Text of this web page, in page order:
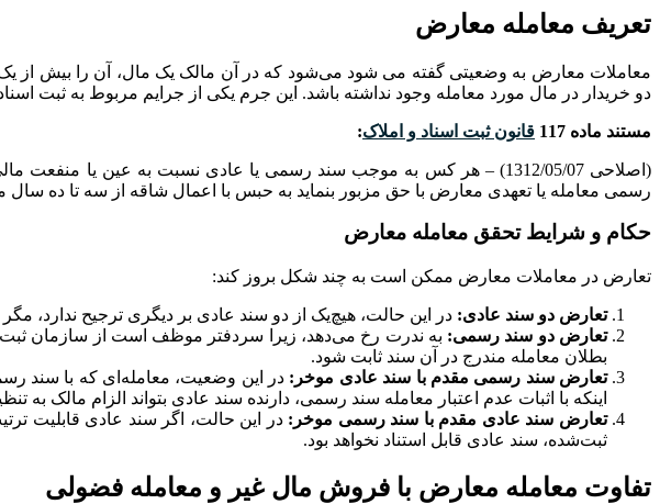
تعریف معامله معارض
معاملات معارض به وضعیتی گفته می شود می‌شود که در آن مالک یک مال، آن را بیش از یک
دو خریدار در مال مورد معامله وجود نداشته باشد. این جرم یکی از جرایم مربوط به ثبت
مستند ماده 117 قانون ثبت اسناد و املاک:
(اصلاحی 1312/05/07) – هر کس به موجب سند رسمی یا عادی نسبت به عین
رسمی معامله یا تعهدی معارض با حق مزبور بنماید به حبس با اعمال شاقه از سه تا ده
حکام و شرایط تحقق معامله معارض
تعارض در معاملات معارض ممکن است به چند شکل بروز کند:
تعارض دو سند عادی: در این حالت، هیچ‌یک از دو سند عادی بر دیگری ترجیح ندارد،
تعارض دو سند رسمی: به ندرت رخ می‌دهد، زیرا سردفتر موظف است از سازمان ثبت
بطلان معامله مندرج در آن سند ثابت شود.
تعارض سند رسمی مقدم با سند عادی موخر: در این وضعیت، معامله‌ای که با سند
اینکه با اثبات عدم اعتبار معامله سند رسمی، دارنده سند عادی بتواند الزام مالک
تعارض سند عادی مقدم با سند رسمی موخر: در این حالت، اگر سند عادی قابلیت
ثبت‌شده، سند عادی قابل استناد نخواهد بود.
تفاوت معامله معارض با فروش مال غیر و معامله فضولی